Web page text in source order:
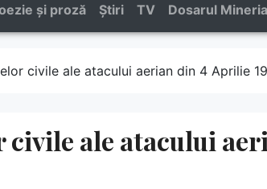
și proză Știri TV Dosarul
civile ale atacului aerian din 4 Aprilie
ale atacului